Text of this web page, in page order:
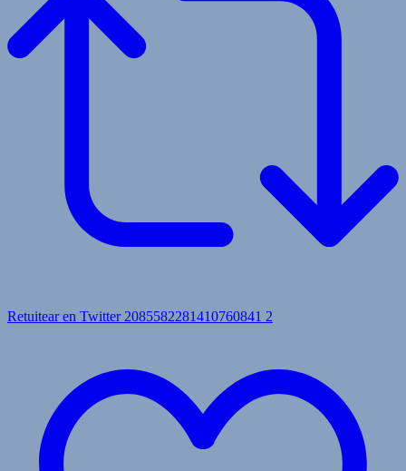
Retuitear en Twitter 2085582281410760841 2